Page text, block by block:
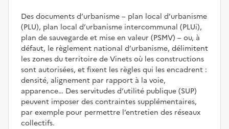
Des documents d’urbanisme – plan local d’urbanisme
(PLU), plan local d’urbanisme intercommunal (PLUi),
plan de sauvegarde et mise en valeur (PSMV) – ou, à
défaut, le règlement national d’urbanisme, délimitent
les zones du territoire de Vinets où les constructions
sont autorisées, et fixent les règles qui les encadrent :
densité, alignement par rapport à la voie,
apparence… Des servitudes d’utilité publique (SUP)
peuvent imposer des contraintes supplémentaires,
par exemple pour permettre l’entretien des réseaux
collectifs.